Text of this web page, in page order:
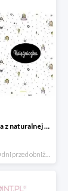
Lullalove Szczotka z naturalnej szczeciny z myjką muślinową "Księżniczka"